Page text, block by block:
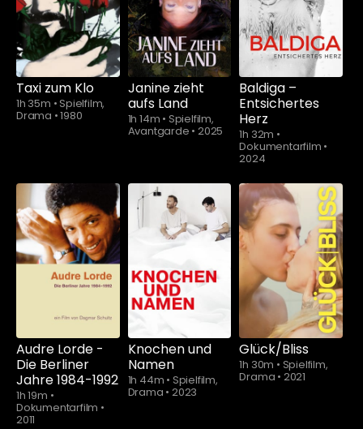
ab$5.90
Taxi zum Klo
1h 35m • Spielfilm,
Drama •1980
ab$5.90
Janine zieht
aufs Land
1h 14m • Spielfilm,
Avantgarde • 2025
Baldiga –
Entsichertes
Herz
1h 32m •
Dokumentarfilm •
2024
Audre Lorde -
Die Berliner
Jahre 1984-1992
1h 19m •
Dokumentarfilm •
2011
Knochen und
Namen
1h 44m • Spielfilm,
Drama • 2023
Glück/Bliss
1h 30m • Spielfilm,
Drama • 2021